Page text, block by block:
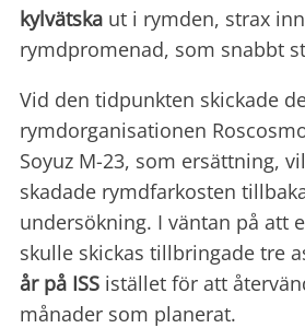
kylvätska ut i rymden, strax
rymdpromenad, som snabbt
Vid den tidpunkten skickade
rymdorganisationen
Soyuz M-23, som ersättning,
skadade rymdfarkosten
undersökning. I väntan på att
skulle skickas tillbringade tre
år på ISS istället för att
månader som planerat.